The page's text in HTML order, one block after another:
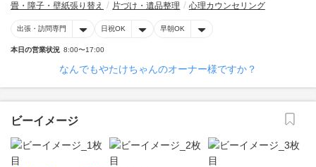
畳・障子・壁紙張り替え
片づけ・遺品整理 心理カウンセリング
出張・訪問専門 日祝OK 早朝OK
本日の営業状況 8:00〜17:00
なんでもやたけちゃんのオーナー様ですか？
ビーイメージ